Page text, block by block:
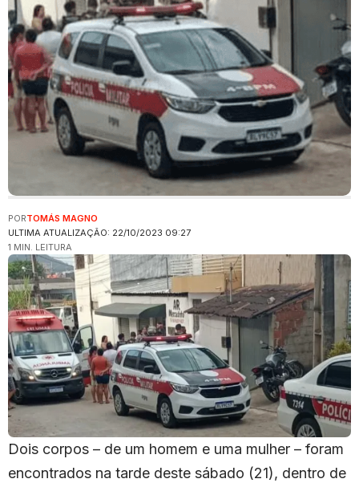
ULTIMA ATUALIZAÇÃO: 22/10/2023 09:27
PORTOMÁS MAGNO
1 MIN. LEITURA
Dois corpos – de um homem e uma mulher – foram
encontrados na tarde deste sábado (21), dentro de